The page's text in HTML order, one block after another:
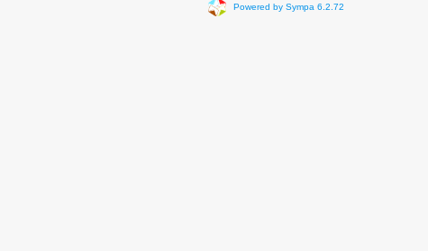
Powered by Sympa 6.2.72